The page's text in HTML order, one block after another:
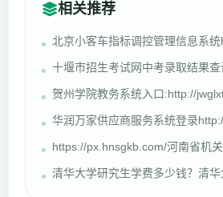
相关推荐
北京小客车指标调控管理信息系
十堰市招生考试网中考录取结果
贺州学院教务系统入口:http://
华润万家供应商服务系统登录
https://px.hnsgkb.com/河南省机
清华大学研究生学费多少钱？清